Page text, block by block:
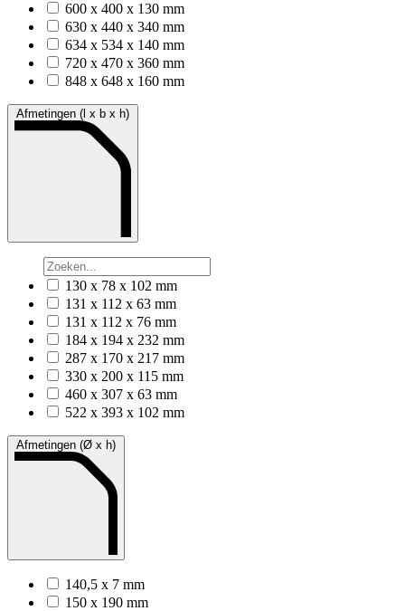
600 x 400 x 130 mm
630 x 440 x 340 mm
634 x 534 x 140 mm
720 x 470 x 360 mm
848 x 648 x 160 mm
Afmetingen (l x b x h)
130 x 78 x 102 mm
131 x 112 x 63 mm
131 x 112 x 76 mm
184 x 194 x 232 mm
287 x 170 x 217 mm
330 x 200 x 115 mm
460 x 307 x 63 mm
522 x 393 x 102 mm
Afmetingen (Ø x h)
140,5 x 7 mm
150 x 190 mm